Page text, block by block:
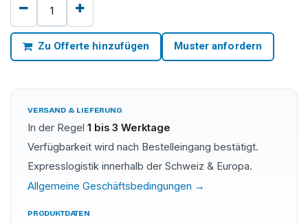
Zu Offerte hinzufügen Muster anfordern
VERSAND & LIEFERUNG
In der Regel 1 bis 3 Werktage
Verfügbarkeit wird nach Bestelleingang bestätigt.
Expresslogistik innerhalb der Schweiz & Europa.
Allgemeine Geschäftsbedingungen →
PRODUKTDATEN